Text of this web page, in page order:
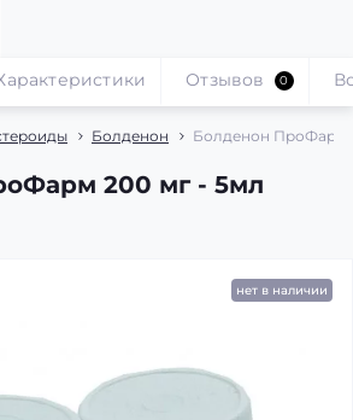
Болденон Болденон ПроФарм
200 мг - 5мл
Отзывов 0
нет в наличии